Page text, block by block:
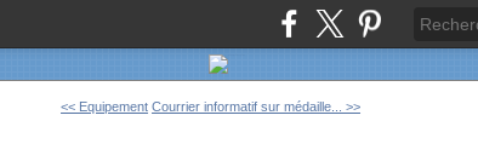
<< Equipement Courrier informatif sur médaille... >>